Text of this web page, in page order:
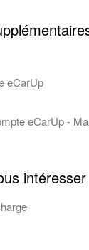
eCarUp
eCarUp -
intéresser